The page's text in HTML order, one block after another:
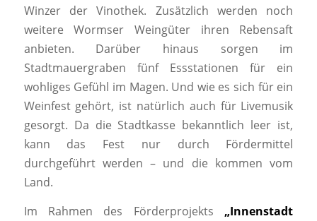
Winzer der Vinothek. Zusätzlich werden noch
weitere Wormser Weingüter ihren Rebensaft
anbieten. Darüber hinaus sorgen im
Stadtmauergraben fünf Essstationen für ein
wohliges Gefühl im Magen. Und wie es sich für ein
Weinfest gehört, ist natürlich auch für Livemusik
gesorgt. Da die Stadtkasse bekanntlich leer ist,
kann das Fest nur durch Fördermittel
durchgeführt werden – und die kommen vom
Land.
Im Rahmen des Förderprojekts „Innenstadt